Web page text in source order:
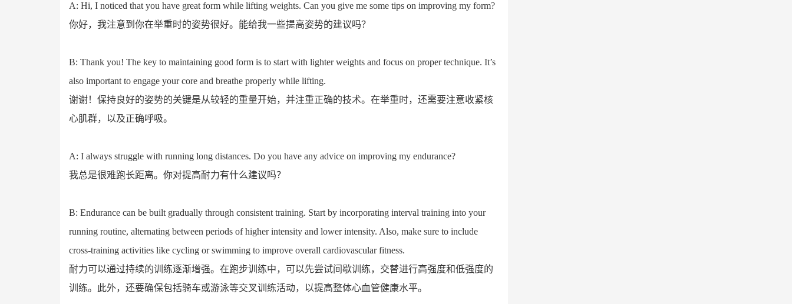
A: Hi, I noticed that you have great form while lifting weights. Can you give me some tips on improving my form?
你好，我注意到你在举重时的姿势很好。能给我一些提高姿势的建议吗？
B: Thank you! The key to maintaining good form is to start with lighter weights and focus on proper technique. It’s
also important to engage your core and breathe properly while lifting.
谢谢！保持良好的姿势的关键是从较轻的重量开始，并注重正确的技术。在举重时，还需要注意收紧核
心肌群，以及正确呼吸。
A: I always struggle with running long distances. Do you have any advice on improving my endurance?
我总是很难跑长距离。你对提高耐力有什么建议吗？
B: Endurance can be built gradually through consistent training. Start by incorporating interval training into your
running routine, alternating between periods of higher intensity and lower intensity. Also, make sure to include
cross-training activities like cycling or swimming to improve overall cardiovascular fitness.
耐力可以通过持续的训练逐渐增强。在跑步训练中，可以先尝试间歇训练，交替进行高强度和低强度的
训练。此外，还要确保包括骑车或游泳等交叉训练活动，以提高整体心血管健康水平。